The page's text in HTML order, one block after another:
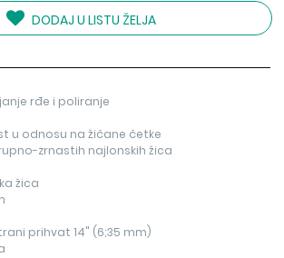
DODAJ U LISTU ŽELJA
rđe i poliranje
u odnosu na žičane četke
zrnastih najlonskih žica
žica
prihvat 14" (6;35 mm)